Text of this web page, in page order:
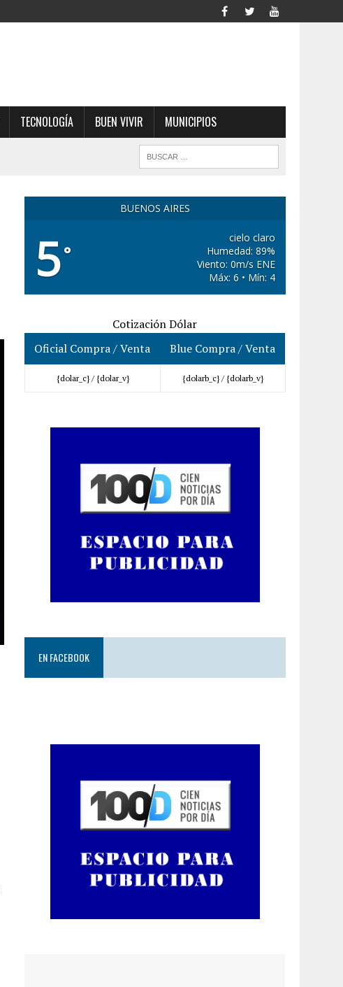
TECNOLOGÍA BUEN VIVIR MUNICIPIOS
BUENOS AIRES
5°
cielo claro
Humedad: 89%
Viento: 0m/s ENE
Máx: 6 • Mín: 4
Cotización Dólar
Oficial Compra / Venta
Blue Compra / Venta
{dolar_c} / {dolar_v} {dolarb_c} / {dolarb_v}
EN FACEBOOK